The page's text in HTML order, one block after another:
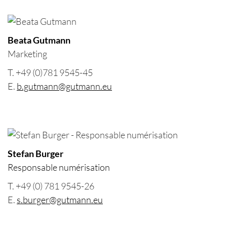
Beata Gutmann
Marketing
T. +49 (0)781 9545-45
E. b.gutmann@gutmann.eu
Stefan Burger
Responsable numérisation
T. +49 (0) 781 9545-26
E. s.burger@gutmann.eu